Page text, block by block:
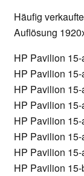
Häufig
Auflösung
HP Pavilion
HP Pavilion
HP Pavilion
HP Pavilion
HP Pavilion
HP Pavilion
HP Pavilion
HP Pavilion